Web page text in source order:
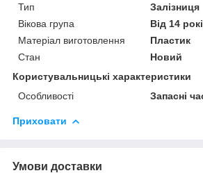
Тип
Залізниця
Вікова група
Від 14
Матеріал виготовлення
Пластик
Стан
Новий
Користувальницькі характеристики
Особливості
Запасні
Приховати
Умови доставки